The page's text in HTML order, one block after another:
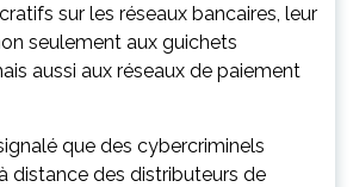
sur les réseaux bancaires, leur
seulement aux guichets
aussi aux réseaux de paiement
que des cybercriminels
distance des distributeurs de